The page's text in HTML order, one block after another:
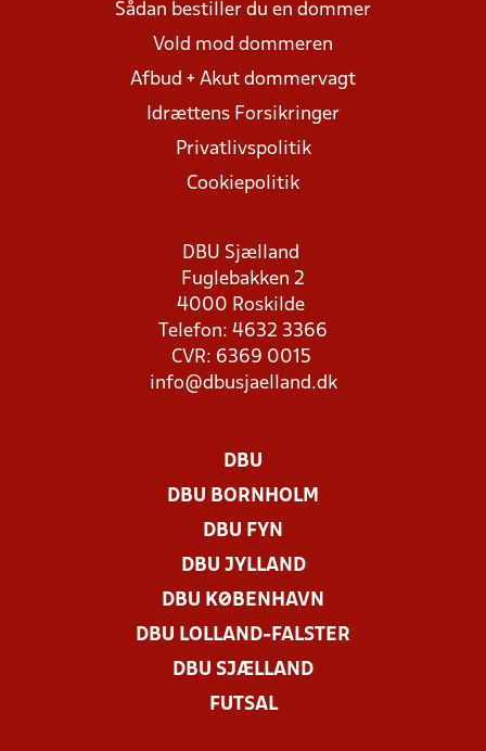
Sådan bestiller du en dommer
Vold mod dommeren
Afbud + Akut dommervagt
Idrættens Forsikringer
Privatlivspolitik
Cookiepolitik
DBU Sjælland
Fuglebakken 2
4000 Roskilde
Telefon: 4632 3366
CVR: 6369 0015
info@dbusjaelland.dk
DBU
DBU BORNHOLM
DBU FYN
DBU JYLLAND
DBU KØBENHAVN
DBU LOLLAND-FALSTER
DBU SJÆLLAND
FUTSAL